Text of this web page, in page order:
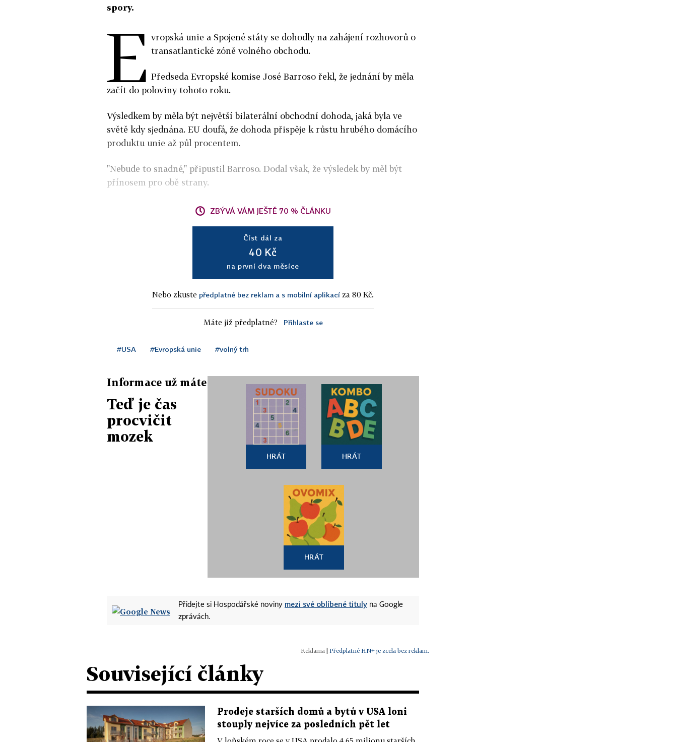
spory.
E vropská unie a Spojené státy se dohodly na zahájení rozhovorů o
transatlantické zóně volného obchodu.
Předseda Evropské komise José Barroso řekl, že jednání by měla
začít do poloviny tohoto roku.
Výsledkem by měla být největší bilaterální obchodní dohoda, jaká byla ve
světě kdy sjednána. EU doufá, že dohoda přispěje k růstu hrubého domácího
produktu unie až půl procentem.
"Nebude to snadné," připustil Barroso. Dodal však, že výsledek by měl být
přínosem pro obě strany.
ZBÝVÁ VÁM JEŠTĚ 70 % ČLÁNKU
Číst dál za
40 Kč
na první dva měsíce
Nebo zkuste předplatné bez reklam a s mobilní aplikací za 80 Kč.
Máte již předplatné? Přihlaste se
#USA #Evropská unie #volný trh
Informace už máte
Teď je čas
procvičit
mozek
HRÁT HRÁT
HRÁT
Přidejte si Hospodářské noviny mezi své oblíbené tituly na Google
zprávách.
| Předplatné HN+ je zcela bez reklam.
Související články
Prodeje starších domů a bytů v USA loni
stouply nejvíce za posledních pět let